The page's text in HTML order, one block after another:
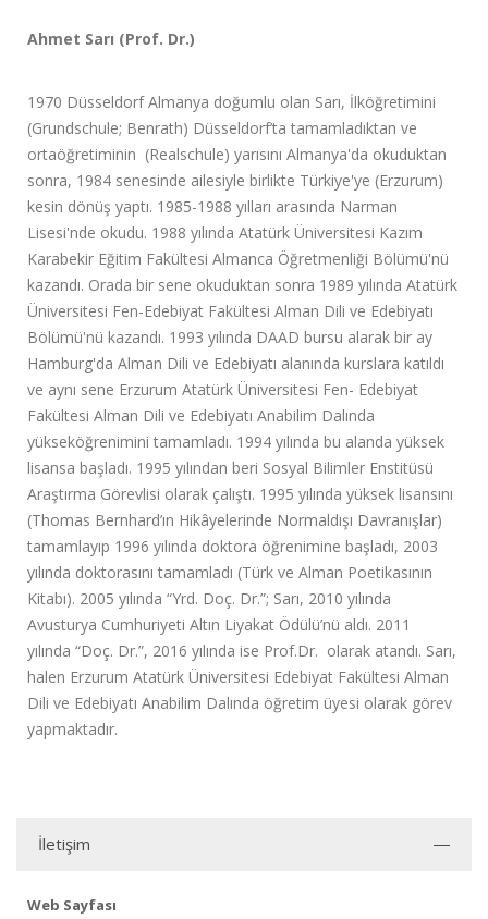
Ahmet Sarı (Prof. Dr.)
1970 Düsseldorf Almanya doğumlu olan Sarı, İlköğretimini
(Grundschule; Benrath) Düsseldorf’ta tamamladıktan ve
ortaöğretiminin (Realschule) yarısını Almanya'da okuduktan
sonra, 1984 senesinde ailesiyle birlikte Türkiye'ye (Erzurum)
kesin dönüş yaptı. 1985-1988 yılları arasında Narman
Lisesi'nde okudu. 1988 yılında Atatürk Üniversitesi Kazım
Karabekir Eğitim Fakültesi Almanca Öğretmenliği Bölümü'nü
kazandı. Orada bir sene okuduktan sonra 1989 yılında Atatürk
Üniversitesi Fen-Edebiyat Fakültesi Alman Dili ve Edebiyatı
Bölümü'nü kazandı. 1993 yılında DAAD bursu alarak bir ay
Hamburg'da Alman Dili ve Edebiyatı alanında kurslara katıldı
ve aynı sene Erzurum Atatürk Üniversitesi Fen- Edebiyat
Fakültesi Alman Dili ve Edebiyatı Anabilim Dalında
yükseköğrenimini tamamladı. 1994 yılında bu alanda yüksek
lisansa başladı. 1995 yılından beri Sosyal Bilimler Enstitüsü
Araştırma Görevlisi olarak çalıştı. 1995 yılında yüksek lisansını
(Thomas Bernhard’ın Hikâyelerinde Normaldışı Davranışlar)
tamamlayıp 1996 yılında doktora öğrenimine başladı, 2003
yılında doktorasını tamamladı (Türk ve Alman Poetikasının
Kitabı). 2005 yılında “Yrd. Doç. Dr.”; Sarı, 2010 yılında
Avusturya Cumhuriyeti Altın Liyakat Ödülü’nü aldı. 2011
yılında “Doç. Dr.”, 2016 yılında ise Prof.Dr. olarak atandı. Sarı,
halen Erzurum Atatürk Üniversitesi Edebiyat Fakültesi Alman
Dili ve Edebiyatı Anabilim Dalında öğretim üyesi olarak görev
yapmaktadır.
İletişim
Web Sayfası